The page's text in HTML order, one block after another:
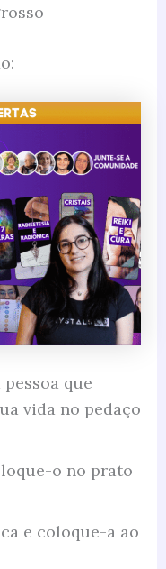
que
vida no pedaço
o no prato
e coloque-a ao